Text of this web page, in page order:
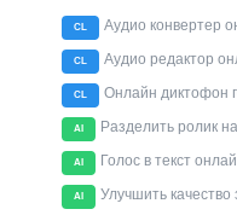
CL Аудио конвертер
CL Аудио редактор
CL Онлайн диктофон
AI Разделить ролик
AI Голос в текст
AI Улучшить качество